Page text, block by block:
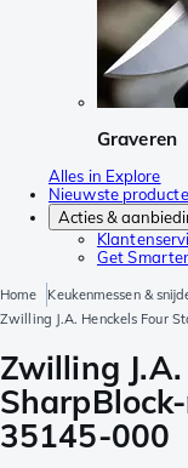
Graveren
Alles in Explore
Nieuwste
Acties &
Get Smarter
Home Keukenmessen &
Zwilling J.A. Henckels Four
Zwilling
35145-000